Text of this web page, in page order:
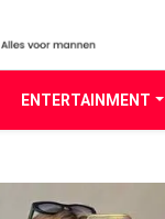
ENTERTAINMENT